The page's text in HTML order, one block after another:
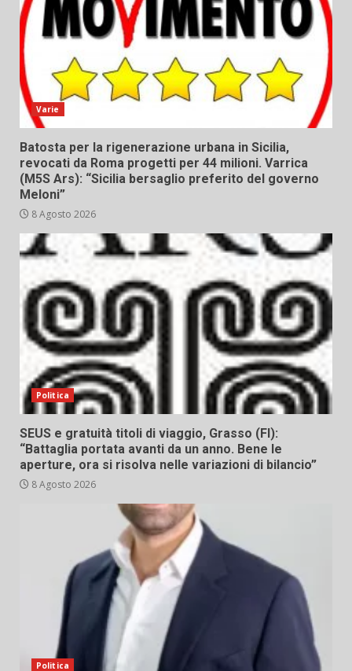
Varie
Batosta per la rigenerazione urbana in Sicilia,
revocati da Roma progetti per 44 milioni. Varrica
(M5S Ars): “Sicilia bersaglio preferito del governo
Meloni”
8 Agosto 2026
Politica
SEUS e gratuità titoli di viaggio, Grasso (FI):
“Battaglia portata avanti da un anno. Bene le
aperture, ora si risolva nelle variazioni di bilancio”
8 Agosto 2026
Politica